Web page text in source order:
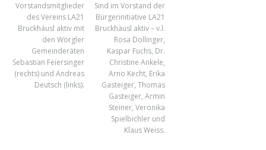
Vorstandsmitglieder
des Vereins LA21
Bruckhäusl aktiv mit
den Wörgler
Gemeinderäten
Sebastian Feiersinger
(rechts) und Andreas
Deutsch (links).
Sind im Vorstand der
Bürgerinitiative LA21
Bruckhäusl aktiv – v.l.
Rosa Dollinger,
Kaspar Fuchs, Dr.
Christine Ankele,
Arno Kecht, Erika
Gasteiger, Thomas
Gasteiger, Armin
Steiner, Veronika
Spielbichler und
Klaus Weiss.